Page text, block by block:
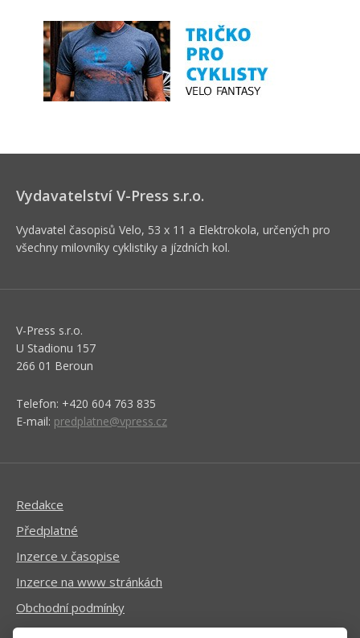
Vydavatelství V-Press s.r.o.
Vydavatel časopisů Velo, 53 x 11 a Elektrokola, určených pro
všechny milovníky cyklistiky a jízdních kol.
V-Press s.r.o.
U Stadionu 157
266 01 Beroun
Telefon: +420 604 763 835
E-mail: predplatne@vpress.cz
Redakce
Předplatné
Inzerce v časopise
Inzerce na www stránkách
Obchodní podmínky
Ochrana osobních údajů